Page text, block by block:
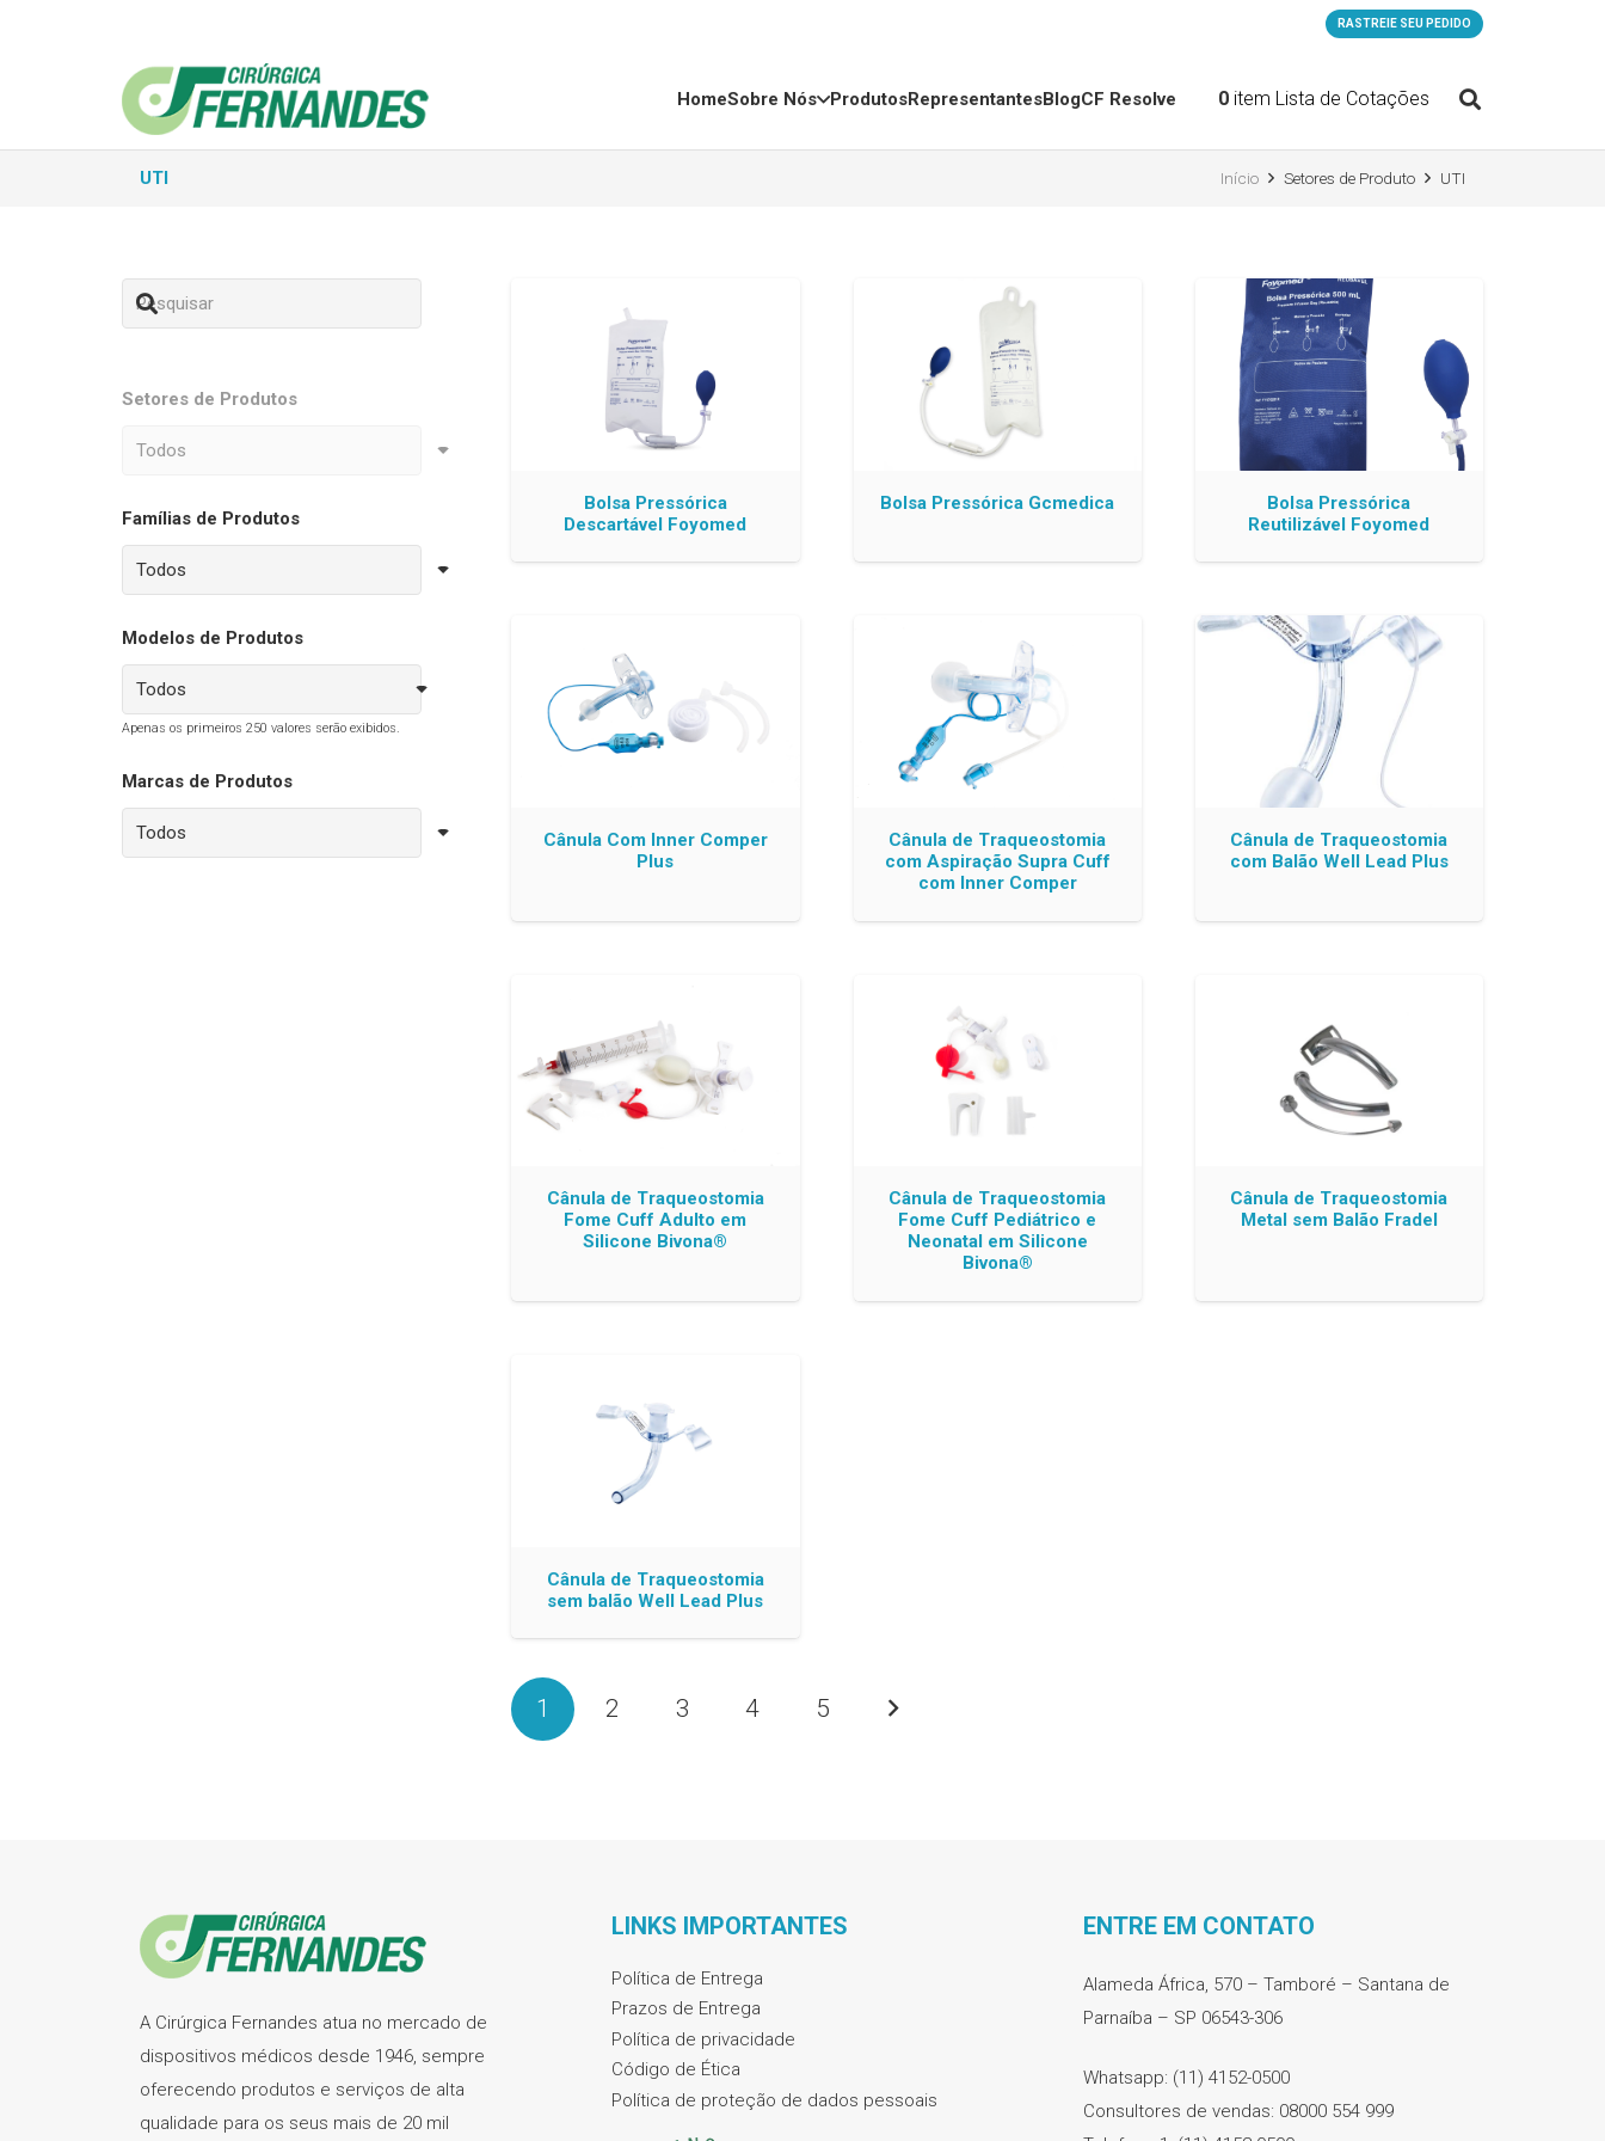
RASTREIE SEU PEDIDO
HomeSobre Nós ProdutosRepresentantesBlogCF Resolve 0 item Lista de Cotações
UTI Início Setores de Produto UTI
Setores de Produtos
Famílias de Produtos
Modelos de Produtos
Apenas os primeiros 250 valores serão exibidos.
Marcas de Produtos
Bolsa Pressórica
Descartável Foyomed
Bolsa Pressórica Gcmedica
Bolsa Pressórica
Reutilizável Foyomed
Cânula Com Inner Comper
Plus
Cânula de Traqueostomia
com Aspiração Supra Cuff
com Inner Comper
Cânula de Traqueostomia
com Balão Well Lead Plus
Cânula de Traqueostomia
Fome Cuff Adulto em
Silicone Bivona®
Cânula de Traqueostomia
Fome Cuff Pediátrico e
Neonatal em Silicone
Bivona®
Cânula de Traqueostomia
Metal sem Balão Fradel
Cânula de Traqueostomia
sem balão Well Lead Plus
1 2 3 4 5
A Cirúrgica Fernandes atua no mercado de
dispositivos médicos desde 1946, sempre
oferecendo produtos e serviços de alta
qualidade para os seus mais de 20 mil
LINKS IMPORTANTES
Política de Entrega
Prazos de Entrega
Política de privacidade
Código de Ética
Política de proteção de dados pessoais
ENTRE EM CONTATO
Alameda África, 570 – Tamboré – Santana de
Parnaíba – SP 06543-306
Whatsapp: (11) 4152-0500
Consultores de vendas: 08000 554 999